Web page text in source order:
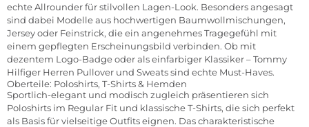
echte Allrounder für stilvollen Lagen-Look. Besonders angesagt
sind dabei Modelle aus hochwertigen Baumwollmischungen,
Jersey oder Feinstrick, die ein angenehmes Tragegefühl mit
einem gepflegten Erscheinungsbild verbinden. Ob mit
dezentem Logo-Badge oder als einfarbiger Klassiker – Tommy
Hilfiger Herren Pullover und Sweats sind echte Must-Haves.
Oberteile: Poloshirts, T-Shirts & Hemden
Sportlich-elegant und modisch zugleich präsentieren sich
Poloshirts im Regular Fit und klassische T-Shirts, die sich perfekt
als Basis für vielseitige Outfits eignen. Das charakteristische